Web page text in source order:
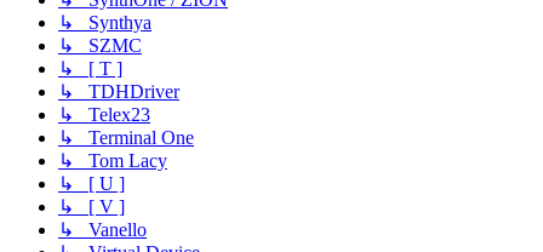
↳ Synthya
↳ SZMC
↳ [ T ]
↳ TDHDriver
↳ Telex23
↳ Terminal One
↳ Tom Lacy
↳ [ U ]
↳ [ V ]
↳ Vanello